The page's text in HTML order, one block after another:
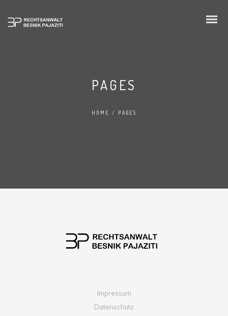
PAGES
HOME / PAGES
Impressum
Datenschutz